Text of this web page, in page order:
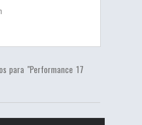
para "Performance 17